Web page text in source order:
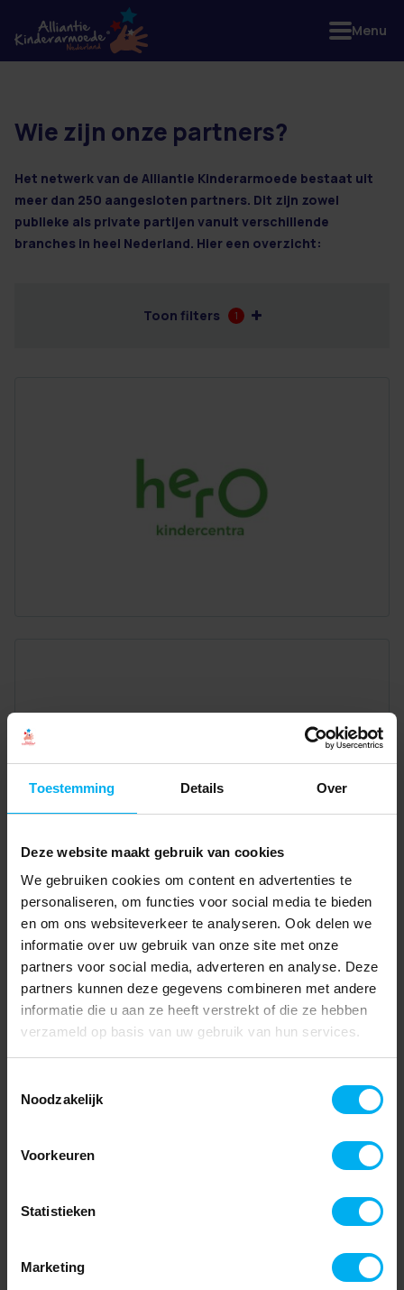
Toestemming Details Over
Deze website maakt gebruik van cookies
We gebruiken cookies om content en advertenties te
personaliseren, om functies voor social media te bieden
en om ons websiteverkeer te analyseren. Ook delen we
informatie over uw gebruik van onze site met onze
partners voor social media, adverteren en analyse. Deze
partners kunnen deze gegevens combineren met andere
informatie die u aan ze heeft verstrekt of die ze hebben
verzameld op basis van uw gebruik van hun services.
Noodzakelijk
Voorkeuren
Statistieken
Marketing
4 resultaten
Wie zijn onze partners?
Het netwerk van de Alliantie Kinderarmoede bestaat uit
meer dan 250 aangesloten partners. Dit zijn zowel
publieke als private partijen vanuit verschillende
branches in heel Nederland. Hier een overzicht:
Toon filters 1
Menu